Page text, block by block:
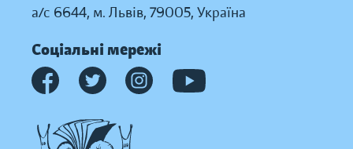
а/с 6644, м. Львів, 79005, Україна
Соціальні мережі